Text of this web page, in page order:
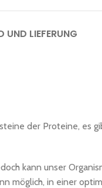
UND LIEFERUNG
der Proteine, es
kann unser
möglich, in einer